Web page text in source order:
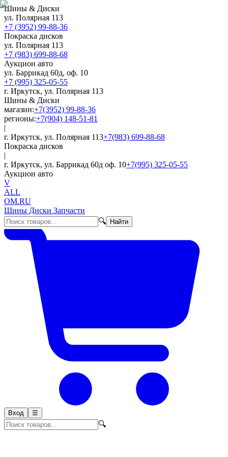
Шины & Диски
ул. Полярная 113
+7 (3952) 99-88-36
Покраска дисков
ул. Полярная 113
+7 (983) 699-88-68
Аукцион авто
ул. Баррикад 60д, оф. 10
+7 (995) 325-05-55
г. Иркутск, ул. Полярная 113
Шины & Диски
магазин:+7(3952) 99-88-36
регионы:+7(904) 148-51-81
|
г. Иркутск, ул. Полярная 113+7(983) 699-88-68
Покраска дисков
|
г. Иркутск, ул. Баррикад 60д оф. 10+7(995) 325-05-55
Аукцион авто
V
ALL
OM.RU
Шины Диски Запчасти
🔍
Найти
Вход ☰
🔍